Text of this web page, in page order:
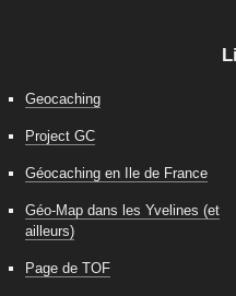
Geocaching
Project GC
Géocaching en Ile de France
Géo-Map dans les Yvelines (et
ailleurs)
Page de TOF